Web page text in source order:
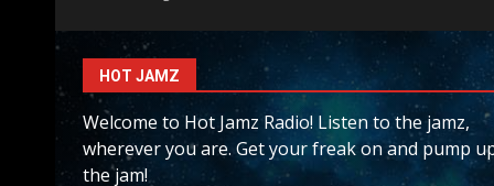
HOT JAMZ
Welcome to Hot Jamz Radio! Listen to the jamz,
wherever you are. Get your freak on and pump
the jam!